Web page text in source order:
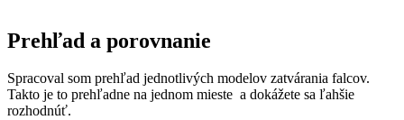
Prehľad a porovnanie
Spracoval som prehľad jednotlivých modelov zatvárania falcov.
Takto je to prehľadne na jednom mieste a dokážete sa ľahšie
rozhodnúť.